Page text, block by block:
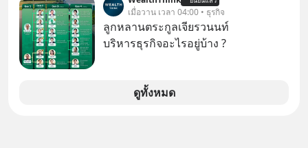
อายุ 5,000 คน มีข้อมูลที่น่าสนใจเกี่ยว
กับโรคต่างๆที่เกิดจากการไม่ใช้ไหมขัด
ฟันเป็นประจำ เสี่ยงเกิดโรคนำไปสู่การ
เสียชีวิต...อะไรคือสาเหตุติดตามได้ใน
เมื่อวาน เวลา 04:00 • ธุรกิจ
ลูกหลานตระกูลเจียรวนนท์
บริหารธุรกิจอะไรอยู่บ้าง ?
ดูทั้งหมด